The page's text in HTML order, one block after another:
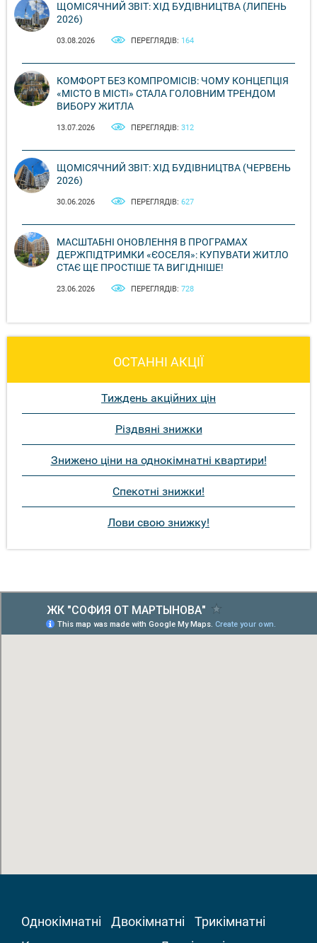
ЩОМІСЯЧНИЙ ЗВІТ: ХІД БУДІВНИЦТВА (ЛИПЕНЬ
2026)
03.08.2026 ПЕРЕГЛЯДІВ: 164
КОМФОРТ БЕЗ КОМПРОМІСІВ: ЧОМУ КОНЦЕПЦІЯ
«МІСТО В МІСТІ» СТАЛА ГОЛОВНИМ ТРЕНДОМ
ВИБОРУ ЖИТЛА
13.07.2026 ПЕРЕГЛЯДІВ: 312
ЩОМІСЯЧНИЙ ЗВІТ: ХІД БУДІВНИЦТВА (ЧЕРВЕНЬ
2026)
30.06.2026 ПЕРЕГЛЯДІВ: 627
МАСШТАБНІ ОНОВЛЕННЯ В ПРОГРАМАХ
ДЕРЖПІДТРИМКИ «ЄОСЕЛЯ»: КУПУВАТИ ЖИТЛО
СТАЄ ЩЕ ПРОСТІШЕ ТА ВИГІДНІШЕ!
23.06.2026 ПЕРЕГЛЯДІВ: 728
ОСТАННІ АКЦІЇ
Тиждень акційних цін
Різдвяні знижки
Знижено ціни на однокімнатні квартири!
Спекотні знижки!
Лови свою знижку!
Однокімнатні Двокімнатні
Трикімнатні